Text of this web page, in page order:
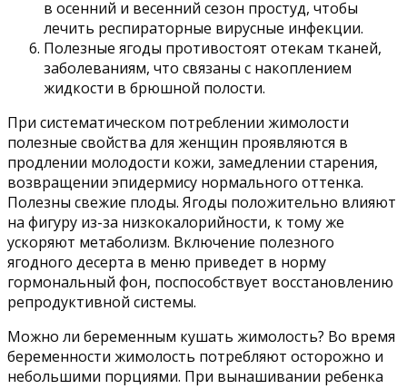
в осенний и весенний сезон простуд, чтобы
лечить респираторные вирусные инфекции.
Полезные ягоды противостоят отекам тканей,
заболеваниям, что связаны с накоплением
жидкости в брюшной полости.
При систематическом потреблении жимолости
полезные свойства для женщин проявляются в
продлении молодости кожи, замедлении старения,
возвращении эпидермису нормального оттенка.
Полезны свежие плоды. Ягоды положительно влияют
на фигуру из-за низкокалорийности, к тому же
ускоряют метаболизм. Включение полезного
ягодного десерта в меню приведет в норму
гормональный фон, поспособствует восстановлению
репродуктивной системы.
Можно ли беременным кушать жимолость? Во время
беременности жимолость потребляют осторожно и
небольшими порциями. При вынашивании ребенка